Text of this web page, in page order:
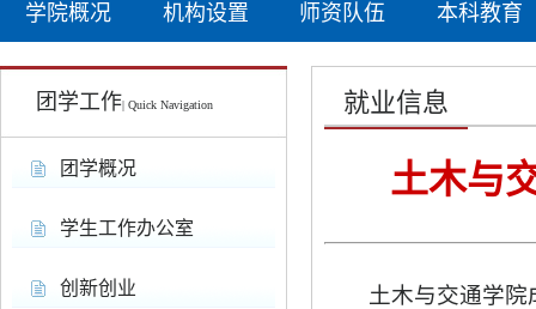
学院概况 机构设置 师资队伍 本科教育
团学工作| Quick Navigation
团学概况
学生工作办公室
创新创业
就业信息
土木与
土木与交通学院